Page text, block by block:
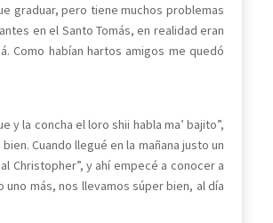
graduar, pero tiene muchos problemas
en el Santo Tomás, en realidad eran
Como habían hartos amigos me quedó
y la concha el loro shii habla ma’ bajito”,
Cuando llegué en la mañana justo un
Christopher”, y ahí empecé a conocer a
más, nos llevamos súper bien, al día